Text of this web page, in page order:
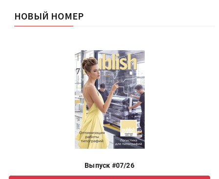
НОВЫЙ НОМЕР
Выпуск #07/26